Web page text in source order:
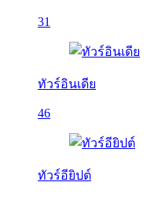
31
ทัวร์อินเดีย
46
ทัวร์อียิปต์